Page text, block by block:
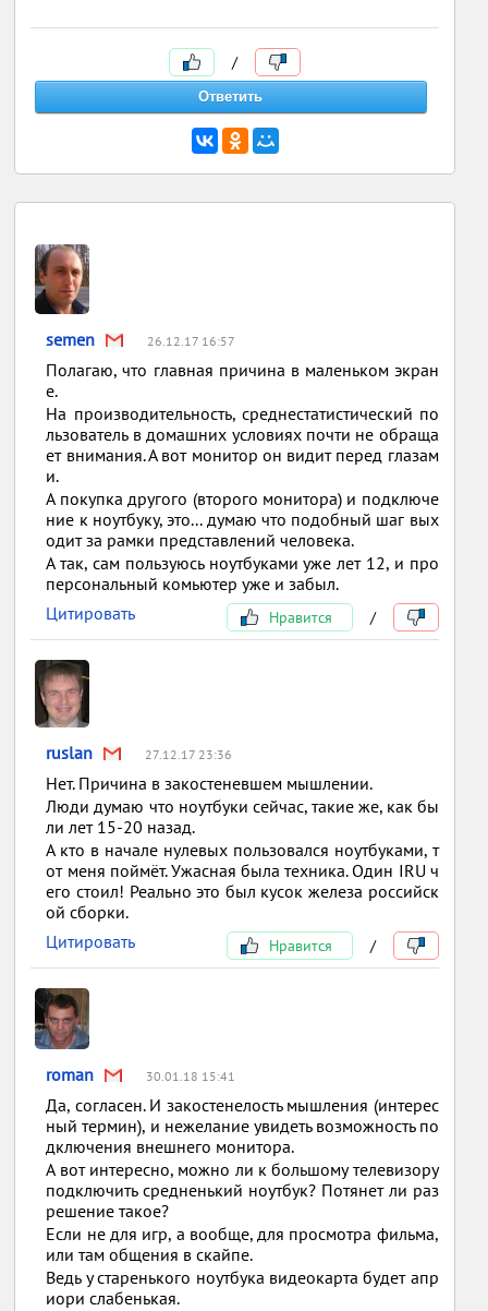
/
semen 26.12.17 16:57
Полагаю, что главная причина в маленьком экран
е.
На производительность, среднестатистический по
льзователь в домашних условиях почти не обраща
ет внимания. А вот монитор он видит перед глазам
и.
А покупка другого (второго монитора) и подключе
ние к ноутбуку, это... думаю что подобный шаг вых
одит за рамки представлений человека.
А так, сам пользуюсь ноутбуками уже лет 12, и про
персональный комьютер уже и забыл.
Цитировать
Нравится /
ruslan 27.12.17 23:36
Нет. Причина в закостеневшем мышлении.
Люди думаю что ноутбуки сейчас, такие же, как бы
ли лет 15-20 назад.
А кто в начале нулевых пользовался ноутбуками, т
от меня поймёт. Ужасная была техника. Один IRU ч
его стоил! Реально это был кусок железа российск
ой сборки.
Цитировать
Нравится /
roman 30.01.18 15:41
Да, согласен. И закостенелость мышления (интерес
ный термин), и нежелание увидеть возможность по
дключения внешнего монитора.
А вот интересно, можно ли к большому телевизору
подключить средненький ноутбук? Потянет ли раз
решение такое?
Если не для игр, а вообще, для просмотра фильма,
или там общения в скайпе.
Ведь у старенького ноутбука видеокарта будет апр
иори слабенькая.